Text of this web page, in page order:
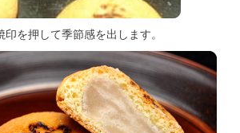
を押して季節感を出します。